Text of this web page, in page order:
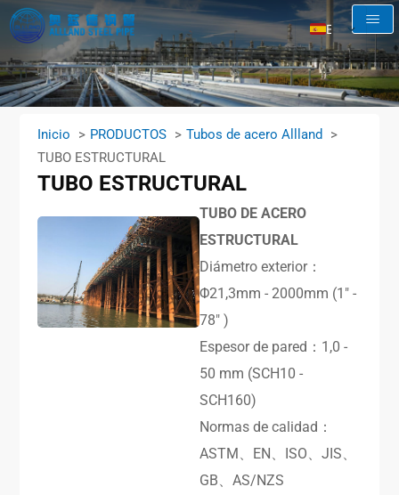
ES
EN
AR
Inicio PRODUCTOS
Tubos de acero Allland
TUBO ESTRUCTURAL
TUBO ESTRUCTURAL
TUBO DE ACERO
ESTRUCTURAL
Diámetro exterior：
Φ21,3mm - 2000mm (1″ -
78″ )
Espesor de pared：1,0 -
50 mm (SCH10 -
SCH160)
Normas de calidad：
ASTM、EN、ISO、JIS、
GB、AS/NZS